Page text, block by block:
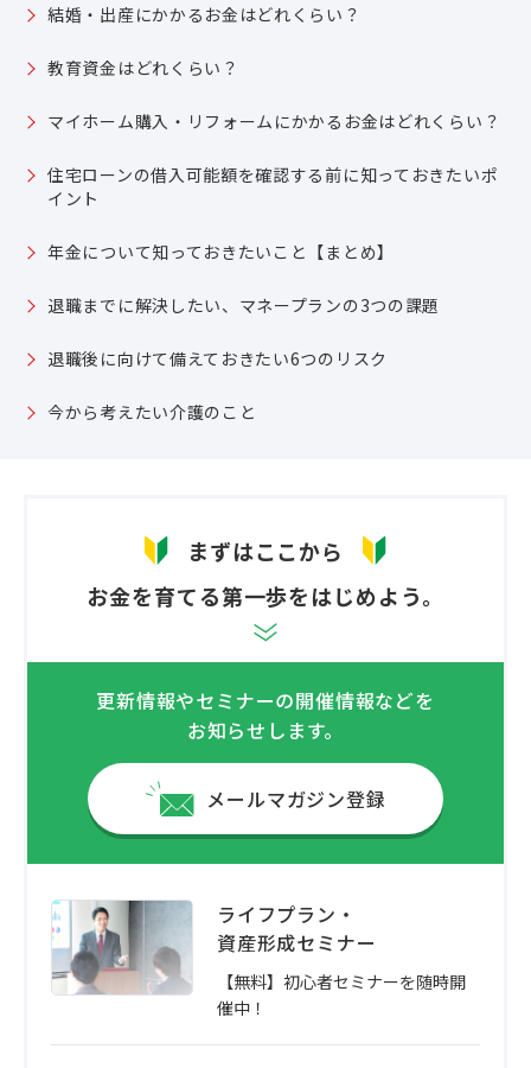
結婚・出産にかかるお金はどれくらい？
教育資金はどれくらい？
マイホーム購入・リフォームにかかるお金はどれくらい？
住宅ローンの借入可能額を確認する前に知っておきたいポ
イント
年金について知っておきたいこと【まとめ】
退職までに解決したい、マネープランの3つの課題
退職後に向けて備えておきたい6つのリスク
今から考えたい介護のこと
まずはここから
お金を育てる第一歩をはじめよう。
更新情報やセミナーの開催情報などを
お知らせします。
メールマガジン登録
ライフプラン・
資産形成セミナー
【無料】初心者セミナーを随時開
催中！